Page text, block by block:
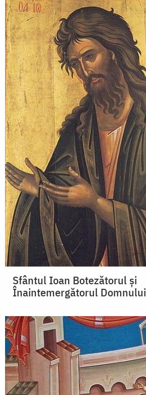
Sfântul Ioan Botezătorul şi
Înaintemergătorul Domnului